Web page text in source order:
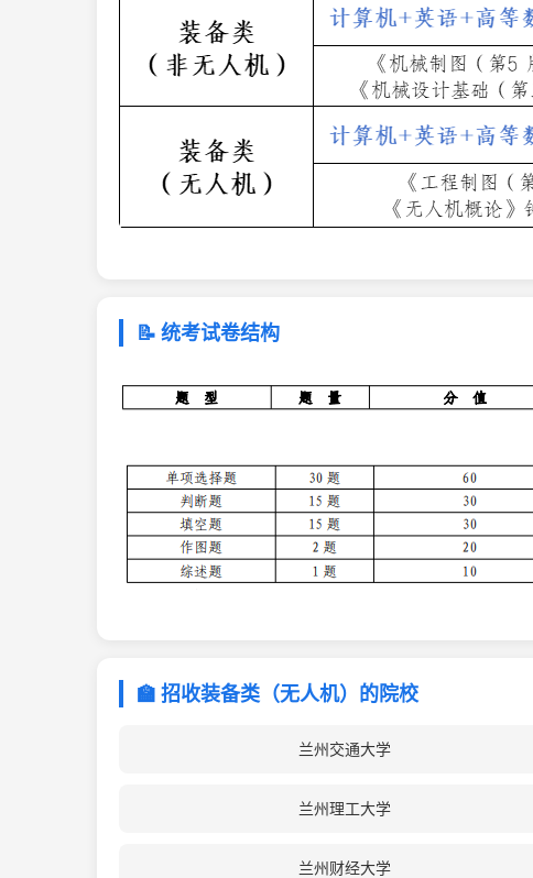
📝 统考试卷结构
🏫 招收装备类（无人机）的院校
兰州交通大学
兰州理工大学
兰州财经大学